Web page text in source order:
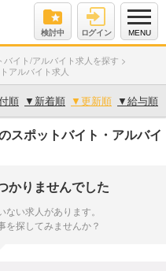
検討中 ログイン MENU
バイト/アルバイト求人を探す >
アルバイト求人
順 ▼ 新着順 ▼更新順 ▼給与順
スポットバイト・アルバイ
かりませんでした
い求人があります。
を探してみませんか？